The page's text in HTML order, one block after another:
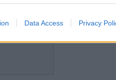
Data Access Privacy